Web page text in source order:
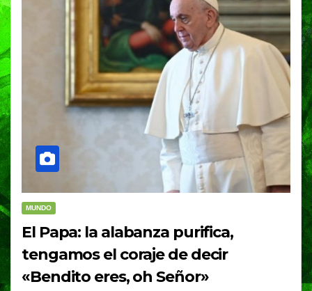
MUNDO
El Papa: la alabanza purifica,
tengamos el coraje de decir
«Bendito eres, oh Señor»